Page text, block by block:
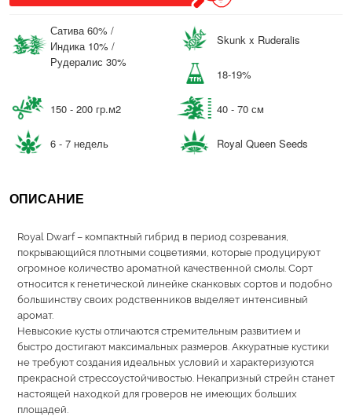
Сатива 60% /
Индика 10% /
Рудералис 30%
Skunk x Ruderalis
18-19%
150 - 200 гр.м2 40 - 70 см
6 - 7 недель Royal Queen Seeds
ОПИСАНИЕ
Royal Dwarf – компактный гибрид в период созревания,
покрывающийся плотными соцветиями, которые продуцируют
огромное количество ароматной качественной смолы. Сорт
относится к генетической линейке сканковых сортов и подобно
большинству своих родственников выделяет интенсивный
аромат.
Невысокие кусты отличаются стремительным развитием и
быстро достигают максимальных размеров. Аккуратные кустики
не требуют создания идеальных условий и характеризуются
прекрасной стрессоустойчивостью. Некапризный стрейн станет
настоящей находкой для гроверов не имеющих больших
площадей.